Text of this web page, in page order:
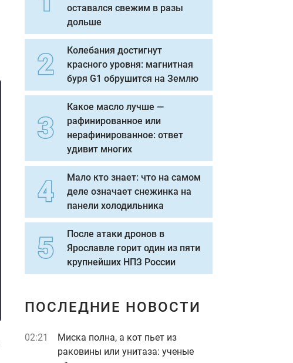
оставался свежим в разы
дольше
Колебания достигнут
красного уровня: магнитная
буря G1 обрушится на Землю
Какое масло лучше —
рафинированное или
нерафинированное: ответ
удивит многих
Мало кто знает: что на самом
деле означает снежинка на
панели холодильника
После атаки дронов в
Ярославле горит один из пяти
крупнейших НПЗ России
ПОСЛЕДНИЕ НОВОСТИ
02:21
Миска полна, а кот пьет из
раковины или унитаза: ученые